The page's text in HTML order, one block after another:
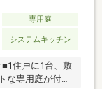
専用庭
システムキッチン
住戸に1台、敷
な専用庭が付い